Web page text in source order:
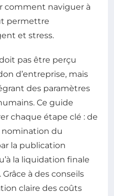
comment naviguer à
permettre
et stress.
pas être perçu
d’entreprise, mais
des paramètres
Ce guide
chaque étape clé : de
nomination du
la publication
la liquidation finale
à des conseils
claire des coûts